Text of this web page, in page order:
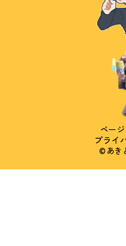
ペー
プライ
©あき